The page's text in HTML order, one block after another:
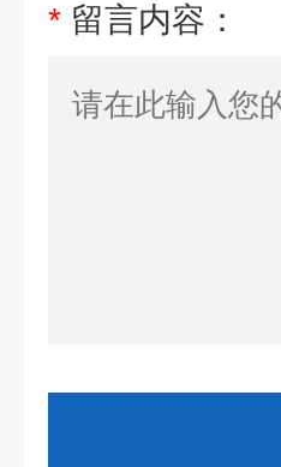
* 留言内容：